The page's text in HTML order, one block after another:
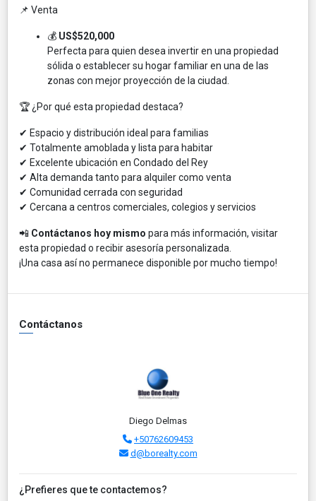
📌 Venta
💰 US$520,000
Perfecta para quien desea invertir en una propiedad
sólida o establecer su hogar familiar en una de las
zonas con mejor proyección de la ciudad.
🏆 ¿Por qué esta propiedad destaca?
✔ Espacio y distribución ideal para familias
✔ Totalmente amoblada y lista para habitar
✔ Excelente ubicación en Condado del Rey
✔ Alta demanda tanto para alquiler como venta
✔ Comunidad cerrada con seguridad
✔ Cercana a centros comerciales, colegios y servicios
📲 Contáctanos hoy mismo para más información, visitar
esta propiedad o recibir asesoría personalizada.
¡Una casa así no permanece disponible por mucho tiempo!
Contáctanos
Diego Delmas
+50762609453
d@borealty.com
¿Prefieres que te contactemos?